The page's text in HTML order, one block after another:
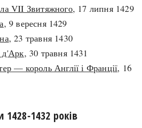
ІНФОГРАФІКА
VII Звитяжного, 17 липня 1429
, 9 вересня 1429
, 23 травня 1430
, 30 травня 1431
— король Англії і Франції, 16
1428-1432 років